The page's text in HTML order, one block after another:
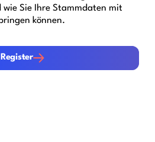
Sie Ihre Stammdaten mit
können.
Register